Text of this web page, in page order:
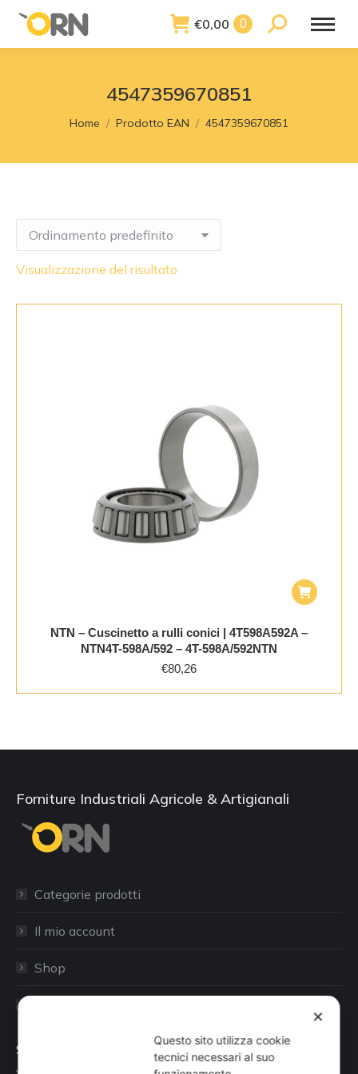
€0,00 0 Search:
4547359670851
You are here:
Home Prodotto EAN 4547359670851
Visualizzazione del risultato
NTN – Cuscinetto a rulli conici | 4T598A592A –
NTN4T-598A/592 – 4T-598A/592NTN
€80,26
Forniture Industriali Agricole & Artigianali
Categorie prodotti
Il mio account
Shop
Sede
✕
Questo sito utilizza cookie
tecnici necessari al suo